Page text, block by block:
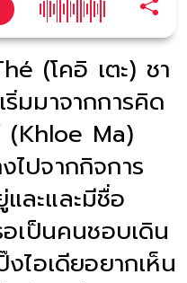
(โคอิ เตะ) ชา
มมาจากการคิด
(Khloe Ma)
ไปจากกิจการ
ละและมีชื่อ
อเป็นคนชอบเดิน
ไอเดียอยากเห็น